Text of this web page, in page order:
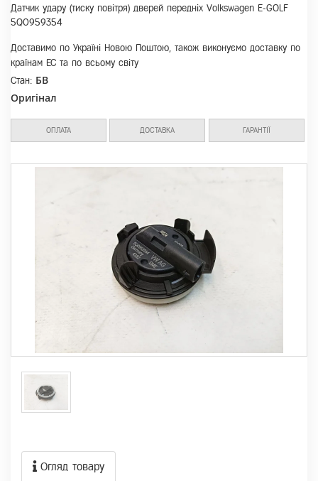
Датчик удару (тиску повітря) дверей передніх Volkswagen E-GOLF
5Q0959354
Доставимо по Україні Новою Поштою, також виконуємо доставку по
країнам ЕС та по всьому світу
Стан: БВ
Оригінал
ОПЛАТА ДОСТАВКА ГАРАНТІЇ
Огляд товару